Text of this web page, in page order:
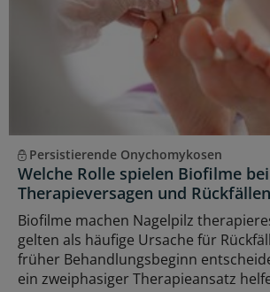
Persistierende Onychomykosen
Welche Rolle spielen Biofilme bei
Therapieversagen und
Biofilme machen Nagelpilz
gelten als häufige Ursache für
früher Behandlungsbeginn
ein zweiphasiger Therapieansatz